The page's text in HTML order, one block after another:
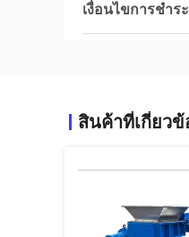
เงื่อนไขการชำร
สินค้าที่เกี่ยวข้